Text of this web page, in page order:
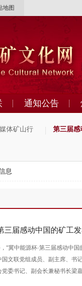
地图
通知公告
体矿山行 第三届感
息
三届感动中国的矿工
“冀中能源杯·第三届感动中
文联党组成员、副主席、书
委书记、副会长兼秘书长梁